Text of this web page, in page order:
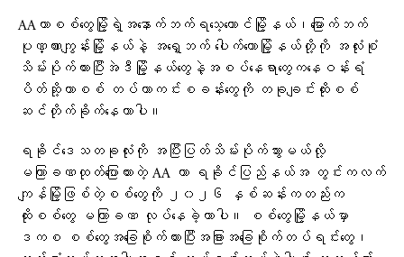
AAဟာစစ်တွေမြို့ရဲ့အနောက်ဘက်ရသေ့တောင်မြို့နယ်၊မြောက်ဘက်
ပုဏ္ဏားကျွန်းမြို့နယ်နဲ့ အရှေ့ဘက် ပေါက်တောမြို့နယ်တို့ကို အလုံးစုံ
သိမ်းပိုက်ထားပြီးအဲဒီမြို့နယ်တွေနဲ့အစပ်နေရာတွေကနေဝန်းရံ
ပိတ်ဆို့ကာစစ် တပ်ကာကင်းစခန်းတွေကို တခုချင်းထိုးစစ်
ဆင်တိုက်ခိုက်နေတာပါ။
ရခိုင်ဒေသတခုလုံးကို အပြီးပြတ်သိမ်းပိုက်သွားမယ်လို့
မကြာခဏထုတ်ပြောထားတဲ့ AA ဟာ ရခိုင်ပြည်နယ်အ တွင်းကလက်
ကျန်မြို့ဖြစ်တဲ့စစ်တွေကို ၂၀၂၆ နှစ်ဆန်းကတည်းက
ထိုးစစ်တွေ မကြာခဏ လုပ်နေခဲ့တာပါ။ စစ်တွေမြို့နယ်မှာ
ဒကစ စစ်တွေအခြေစိုက်ထားပြီးအခြားအခြေစိုက်တပ်ရင်းတွေ၊